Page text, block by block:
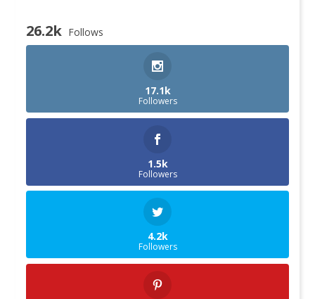
26.2k Follows
17.1k
Followers
1.5k
Followers
4.2k
Followers